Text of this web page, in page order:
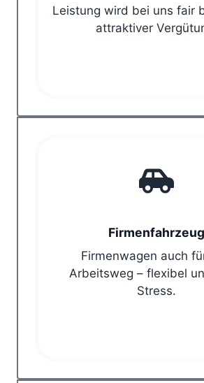
Leistung wird bei uns fair
attraktiver
Firmenfahrzeug
Firmenwagen auch
Arbeitsweg – flexibel
Stress.